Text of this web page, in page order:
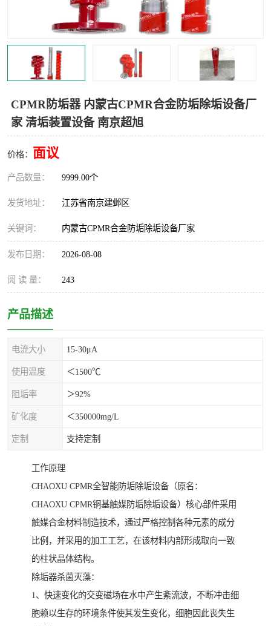
CPMR防垢器 内蒙古CPMR合金防垢除垢设备厂
家 清垢装置设备 南京超旭
价格： 面议
产品数量： 9999.00个
发货地址： 江苏省南京建邺区
关键词： 内蒙古CPMR合金防垢除垢设备厂家
发布日期： 2026-08-08
阅 读 量： 243
产品描述
电流大小 15-30μA
使用温度 ＜1500℃
阻垢率 ＞92%
矿化度 ＜350000mg/L
定制 支持定制
工作原理
CHAOXU CPMR全智能防垢除垢设备（原名：
CHAOXU CPMR铜基触媒防垢除垢设备）核心部件采用
触媒合金材料制造技术，通过严格控制各种元素的成分
比例，并采用的加工工艺，在该材料内部形成取向一致
的柱状晶体结构。
除垢器杀菌灭藻：
1、快速变化的交变磁场在水中产生紊流波，不断冲击细
胞赖以生存的环境条件使其发生变化，细胞因此丧失生